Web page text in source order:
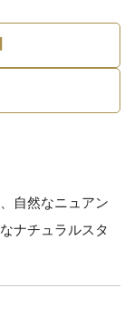
自然なニュアン
ナチュラルスタ